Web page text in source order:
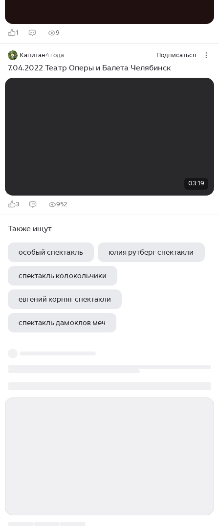
1 9
Капитан4 года Подписаться
7.04.2022 Театр Оперы и Балета Челябинск
03:19
3 952
Также ищут
особый спектакль юлия рутберг спектакли
спектакль колокольчики
евгений корняг спектакли
спектакль дамоклов меч